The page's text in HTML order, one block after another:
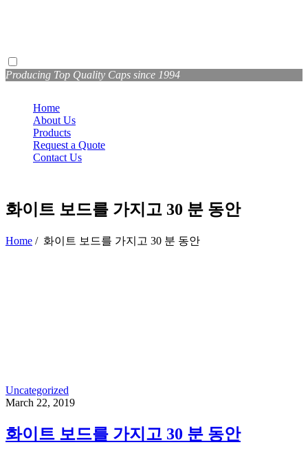
Producing Top Quality Caps since 1994
Home
About Us
Products
Request a Quote
Contact Us
화이트 보드를 가지고 30 분 동안
Home / 화이트 보드를 가지고 30 분 동안
Uncategorized
March 22, 2019
화이트 보드를 가지고 30 분 동안